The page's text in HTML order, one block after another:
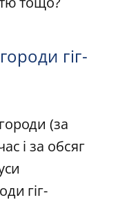
гіг-
(за
і за обсяг
гіг-